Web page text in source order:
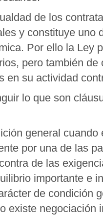
de los
y constituye
Por ello la Ley
pero también
en su actividad
lo que son
general
por una de las
de las
importante e
de condición
existe